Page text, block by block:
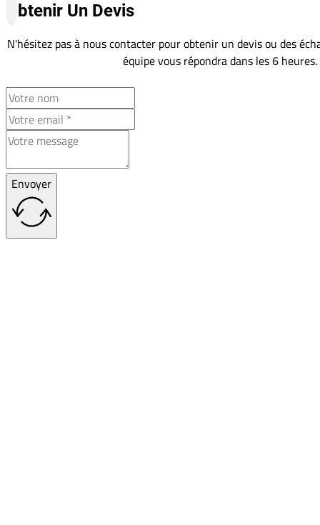
Obtenir Un Devis
N'hésitez pas à nous contacter pour obtenir un devis ou des
équipe vous répondra dans les 6 heures.
Envoyer